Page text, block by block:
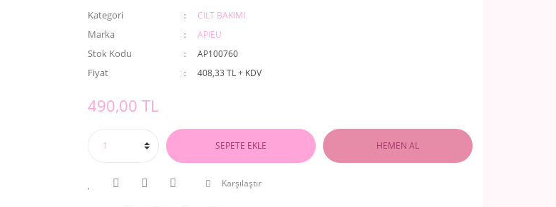
Kategori CİLT BAKIMI
Marka APIEU
Stok Kodu AP100760
Fiyat 408,33 TL + KDV
490,00 TL
SEPETE EKLE HEMEN AL
Karşılaştır